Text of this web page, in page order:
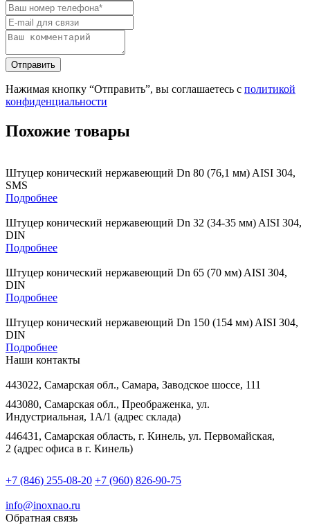
Нажимая кнопку “Отправить”, вы соглашаетесь с политикой
конфиденциальности
Похожие товары
Штуцер конический нержавеющий Dn 80 (76,1 мм) AISI 304,
SMS
Подробнее
Штуцер конический нержавеющий Dn 32 (34-35 мм) AISI 304,
DIN
Подробнее
Штуцер конический нержавеющий Dn 65 (70 мм) AISI 304,
DIN
Подробнее
Штуцер конический нержавеющий Dn 150 (154 мм) AISI 304,
DIN
Подробнее
Наши контакты
443022, Самарская обл., Самара, Заводское шоссе, 111
443080, Самарская обл., Преображенка, ул.
Индустриальная, 1А/1 (адрес склада)
446431, Самарская область, г. Кинель, ул. Первомайская,
2 (адрес офиса в г. Кинель)
+7 (846) 255-08-20 +7 (960) 826-90-75
info@inoxnao.ru
Обратная связь